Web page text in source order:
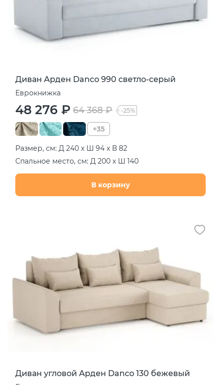
Диван Арден Danco 990 светло-серый
Еврокнижка
48 276 ₽ 64 368 ₽ -25%
+35
Размер, см: Д 240 х Ш 94 х В 82
Спальное место, см: Д 200 х Ш 140
В корзину
Диван угловой Арден Danco 130 бежевый